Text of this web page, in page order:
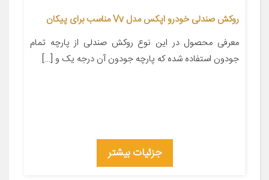
روکش صندلی خودرو اپکس مدل Vv مناسب برای پیکان
معرفی محصول در این نوع روکش صندلی از پارچه تمام
جودون استفاده شده که پارچه جودون آن درجه یک و […]
جزئیات بیشتر